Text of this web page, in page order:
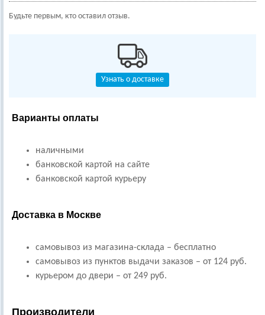
Будьте первым, кто оставил отзыв.
Узнать о доставке
Варианты оплаты
наличными
банковской картой на сайте
банковской картой курьеру
Доставка в Москве
самовывоз из магазина-склада – бесплатно
самовывоз из пунктов выдачи заказов – от 124 руб.
курьером до двери – от 249 руб.
Производители